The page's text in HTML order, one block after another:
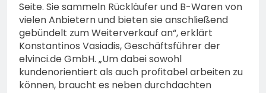
Seite. Sie sammeln Rückläufer und B-Waren von
vielen Anbietern und bieten sie anschließend
gebündelt zum Weiterverkauf an“, erklärt
Konstantinos Vasiadis, Geschäftsführer der
elvinci.de GmbH. „Um dabei sowohl
kundenorientiert als auch profitabel arbeiten zu
können, braucht es neben durchdachten